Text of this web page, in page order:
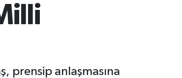
prensip anlaşmasına